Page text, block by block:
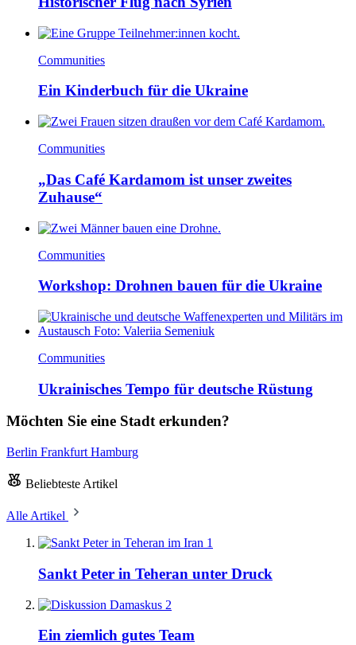
Communities
Ein Kinderbuch für die Ukraine
Communities
„Das Café Kardamom ist unser zweites
Zuhause“
Communities
Workshop: Drohnen bauen für die Ukraine
Communities
Ukrainisches Tempo für deutsche Rüstung
Möchten Sie eine Stadt erkunden?
Berlin Frankfurt Hamburg
Beliebteste Artikel
Alle Artikel
1
Sankt Peter in Teheran unter Druck
2
Ein ziemlich gutes Team